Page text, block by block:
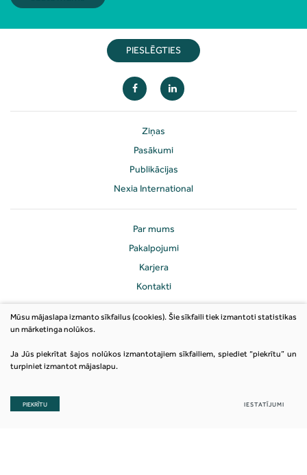
PIESLĒGTIES
Ziņas
Pasākumi
Publikācijas
Nexia International
Par mums
Pakalpojumi
Karjera
Kontakti
Mūsu mājaslapa izmanto sīkfailus (cookies). Šie sīkfaili tiek izmantoti statistikas
un mārketinga nolūkos.
Ja Jūs piekrītat šajos nolūkos izmantotajiem sīkfailiem, spiediet “piekrītu” un
turpiniet izmantot mājaslapu.
PIEKRĪTU IESTATĪJUMI